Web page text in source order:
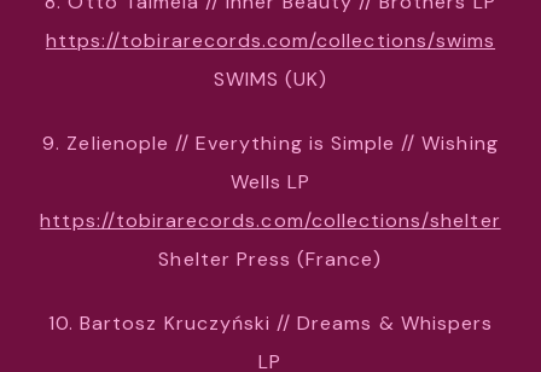
https://tobirarecords.com/collections/swims
SWIMS (UK)
9. Zelienople // Everything is Simple // Wishing
Wells LP
https://tobirarecords.com/collections/shelter
Shelter Press (France)
10. Bartosz Kruczyński // Dreams & Whispers
LP